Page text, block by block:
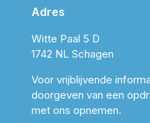
Adres
Witte Paal 5 D
1742 NL Schagen
Voor vrijblijvende
doorgeven van een
met ons opnemen.